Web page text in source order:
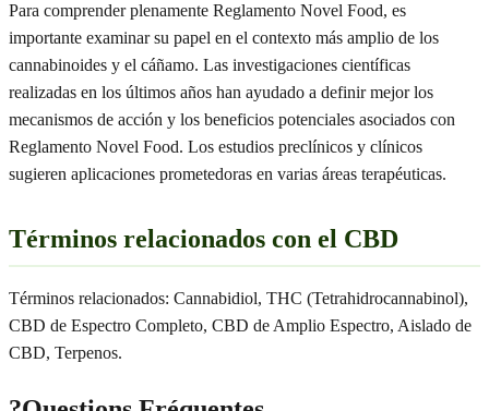
Para comprender plenamente Reglamento Novel Food, es
importante examinar su papel en el contexto más amplio de los
cannabinoides y el cáñamo. Las investigaciones científicas
realizadas en los últimos años han ayudado a definir mejor los
mecanismos de acción y los beneficios potenciales asociados con
Reglamento Novel Food. Los estudios preclínicos y clínicos
sugieren aplicaciones prometedoras en varias áreas terapéuticas.
Términos relacionados con el CBD
Términos relacionados: Cannabidiol, THC (Tetrahidrocannabinol),
CBD de Espectro Completo, CBD de Amplio Espectro, Aislado de
CBD, Terpenos.